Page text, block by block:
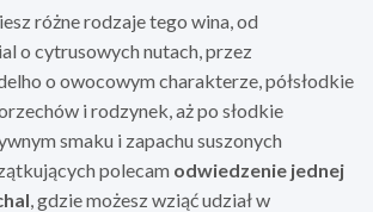
różne rodzaje tego wina, od
o cytrusowych nutach, przez
o owocowym charakterze, półsłodkie
i rodzynek, aż po słodkie
smaku i zapachu suszonych
polecam odwiedzenie jednej
, gdzie możesz wziąć udział w